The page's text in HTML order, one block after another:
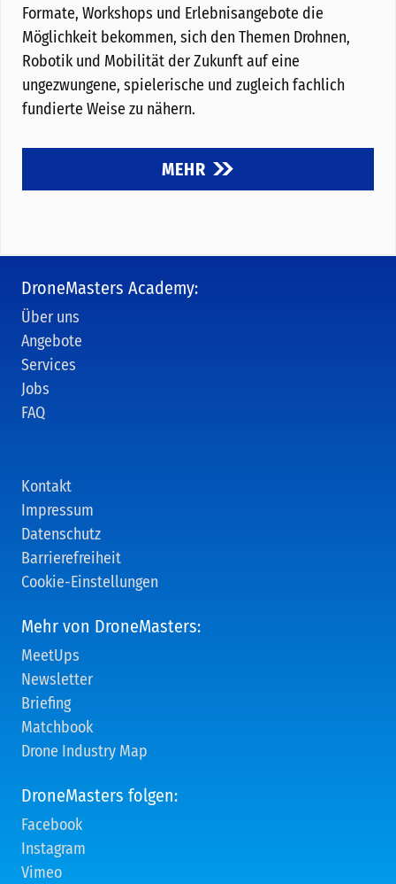
Formate, Workshops und Erlebnisangebote die
Möglichkeit bekommen, sich den Themen Drohnen,
Robotik und Mobilität der Zukunft auf eine
ungezwungene, spielerische und zugleich fachlich
fundierte Weise zu nähern.
MEHR
DroneMasters Academy:
Über uns
Angebote
Services
Jobs
FAQ
Kontakt
Impressum
Datenschutz
Barrierefreiheit
Cookie-Einstellungen
Mehr von DroneMasters:
MeetUps
Newsletter
Briefing
Matchbook
Drone Industry Map
DroneMasters folgen:
Facebook
Instagram
Vimeo